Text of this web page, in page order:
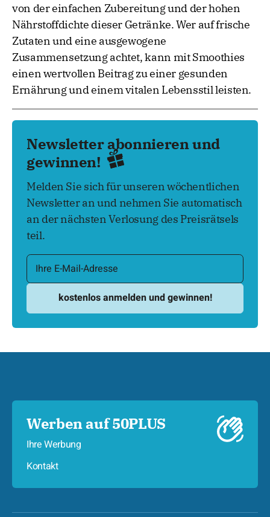
von der einfachen Zubereitung und der hohen
Nährstoffdichte dieser Getränke. Wer auf frische
Zutaten und eine ausgewogene
Zusammensetzung achtet, kann mit Smoothies
einen wertvollen Beitrag zu einer gesunden
Ernährung und einem vitalen Lebensstil leisten.
Newsletter abonnieren und
gewinnen!
Melden Sie sich für unseren wöchentlichen
Newsletter an und nehmen Sie automatisch
an der nächsten Verlosung des Preisrätsels
teil.
Werben auf 50PLUS
Ihre Werbung
Kontakt